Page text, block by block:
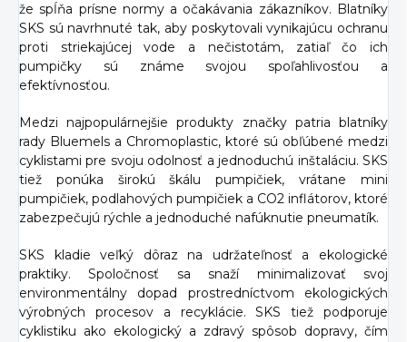
že spĺňa prísne normy a očakávania zákazníkov. Blatníky
SKS sú navrhnuté tak, aby poskytovali vynikajúcu ochranu
proti striekajúcej vode a nečistotám, zatiaľ čo ich
pumpičky sú známe svojou spoľahlivosťou a
efektívnosťou.
Medzi najpopulárnejšie produkty značky patria blatníky
rady Bluemels a Chromoplastic, ktoré sú obľúbené medzi
cyklistami pre svoju odolnosť a jednoduchú inštaláciu. SKS
tiež ponúka širokú škálu pumpičiek, vrátane mini
pumpičiek, podlahových pumpičiek a CO2 inflátorov, ktoré
zabezpečujú rýchle a jednoduché nafúknutie pneumatík.
SKS kladie veľký dôraz na udržateľnosť a ekologické
praktiky. Spoločnosť sa snaží minimalizovať svoj
environmentálny dopad prostredníctvom ekologických
výrobných procesov a recyklácie. SKS tiež podporuje
cyklistiku ako ekologický a zdravý spôsob dopravy, čím